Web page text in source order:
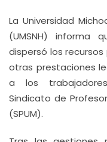
La Universidad
(UMSNH)
dispersó los
otras prestaciones
a los
Sindicato de
(SPUM).